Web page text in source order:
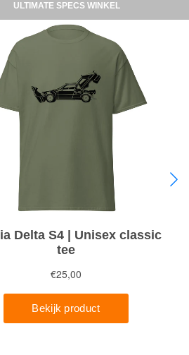
ULTIMATE SPECS WINKEL